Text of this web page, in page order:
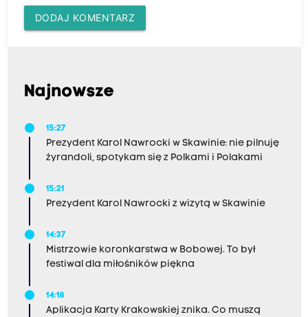
DODAJ KOMENTARZ
Najnowsze
15:27
Prezydent Karol Nawrocki w Skawinie: nie pilnuję
żyrandoli, spotykam się z Polkami i Polakami
15:21
Prezydent Karol Nawrocki z wizytą w Skawinie
14:37
Mistrzowie koronkarstwa w Bobowej. To był
festiwal dla miłośników piękna
14:18
Aplikacja Karty Krakowskiej znika. Co muszą